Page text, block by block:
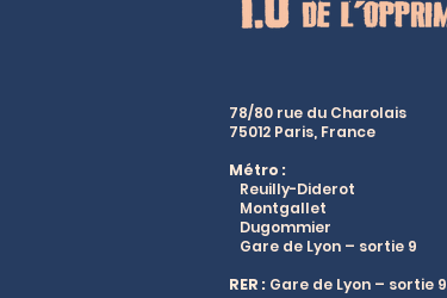
78/80 rue du Charolais
75012 Paris, France
Métro :
Reuilly-Diderot
Montgallet
Dugommier
Gare de Lyon – sortie 9
RER : Gare de Lyon – sortie 9